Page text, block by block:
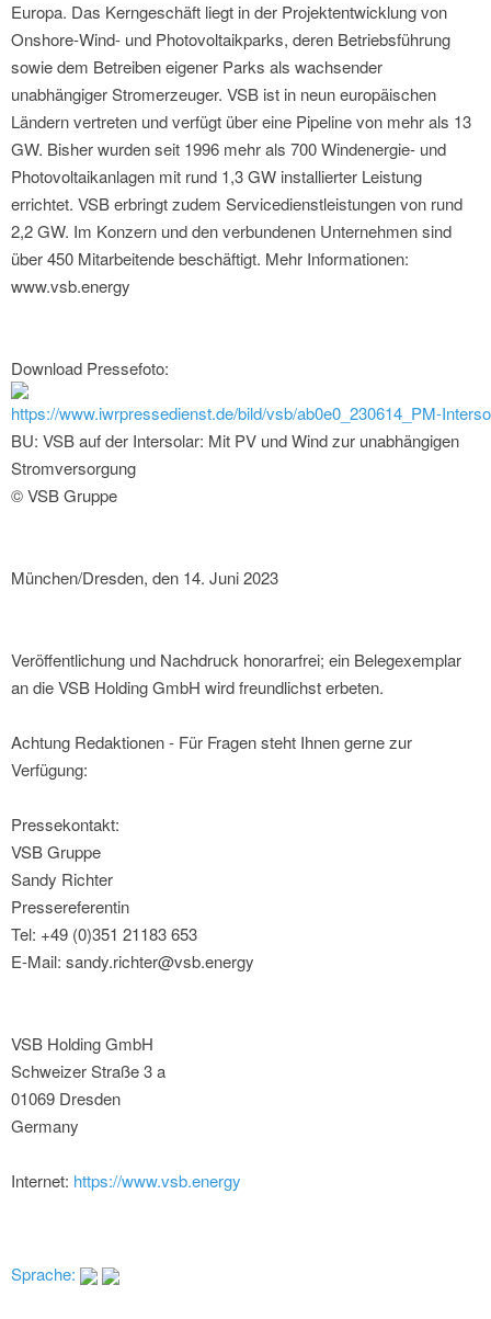
Europa. Das Kerngeschäft liegt in der Projektentwicklung von
Onshore-Wind- und Photovoltaikparks, deren Betriebsführung
sowie dem Betreiben eigener Parks als wachsender
unabhängiger Stromerzeuger. VSB ist in neun europäischen
Ländern vertreten und verfügt über eine Pipeline von mehr als 13
GW. Bisher wurden seit 1996 mehr als 700 Windenergie- und
Photovoltaikanlagen mit rund 1,3 GW installierter Leistung
errichtet. VSB erbringt zudem Servicedienstleistungen von rund
2,2 GW. Im Konzern und den verbundenen Unternehmen sind
über 450 Mitarbeitende beschäftigt. Mehr Informationen:
www.vsb.energy
Download Pressefoto:
https://www.iwrpressedienst.de/bild/vsb/ab0e0_230614_PM-
BU: VSB auf der Intersolar: Mit PV und Wind zur unabhängigen
Stromversorgung
© VSB Gruppe
München/Dresden, den 14. Juni 2023
Veröffentlichung und Nachdruck honorarfrei; ein Belegexemplar
an die VSB Holding GmbH wird freundlichst erbeten.
Achtung Redaktionen - Für Fragen steht Ihnen gerne zur
Verfügung:
Pressekontakt:
VSB Gruppe
Sandy Richter
Pressereferentin
Tel: +49 (0)351 21183 653
E-Mail: sandy.richter@vsb.energy
VSB Holding GmbH
Schweizer Straße 3 a
01069 Dresden
Germany
Internet: https://www.vsb.energy
Sprache: